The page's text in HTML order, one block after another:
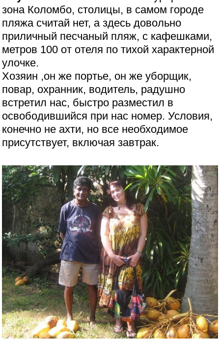
зона Коломбо, столицы, в самом городе
пляжа считай нет, а здесь довольно
приличный песчаный пляж, с кафешками,
метров 100 от отеля по тихой характерной
улочке.
Хозяин ,он же портье, он же уборщик,
повар, охранник, водитель, радушно
встретил нас, быстро разместил в
освободившийся при нас номер. Условия,
конечно не ахти, но все необходимое
присутствует, включая завтрак.